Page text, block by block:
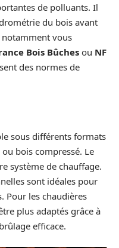
de polluants. Il
du bois avant
notamment vous
Bois Bûches ou NF
des normes de
sous différents formats
bois compressé. Le
système de chauffage.
sont idéales pour
Pour les chaudières
plus adaptés grâce à
efficace.